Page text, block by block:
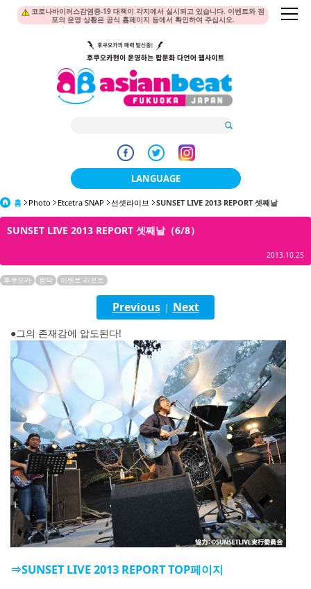
코로나바이러스감염증-19 대책이 각지에서 실시되고 있습니다. 이벤트와 점
포의 운영 상황은 공식 홈페이지 등에서 확인하여 주십시오.
LANGUAGE
日本語
한국어
English
ภาษาไทย
tiéng Viêt
Bahasa Indonesia
홈 Photo Etcetra SNAP 선셋라이브 SUNSET LIVE 2013 REPORT 셋째날
SUNSET LIVE 2013 REPORT 셋째날（6/8）
2013.10.25
후쿠오카 음악 이벤트 리포트
Previous| Next
●그의 존재감에 압도된다!
⇒SUNSET LIVE 2013 REPORT TOP페이지